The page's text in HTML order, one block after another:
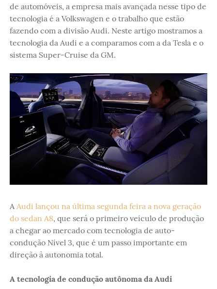
de automóveis, a empresa mais avançada nesse tipo de
tecnologia é a Volkswagen e o trabalho que estão
fazendo com a divisão Audi. Neste artigo mostramos a
tecnologia da Audi e a comparamos com a da Tesla e o
sistema Super-Cruise da GM.
A Audi lançou na última segunda feira a nova geração
do sedan A8, que será o primeiro veículo de produção
a chegar ao mercado com tecnologia de auto-
condução Nível 3, que é um passo importante em
direção à autonomia total.
A tecnologia de condução autônoma da Audi